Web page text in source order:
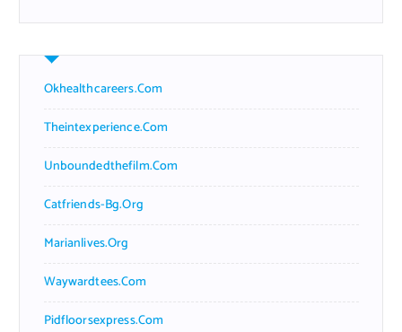
Okhealthcareers.com
Theintexperience.com
Unboundedthefilm.com
Catfriends-Bg.org
Marianlives.org
Waywardtees.com
Pidfloorsexpress.com